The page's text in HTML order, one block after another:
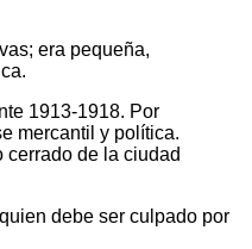
era pequeña,
1913-1918. Por
mercantil y política.
cerrado de la ciudad
debe ser culpado por